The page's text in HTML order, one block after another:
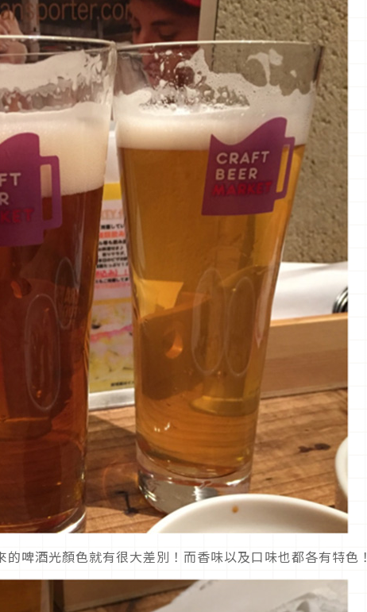
啤酒光顏色就有很大差別！而香味以及口味也都各有特色！